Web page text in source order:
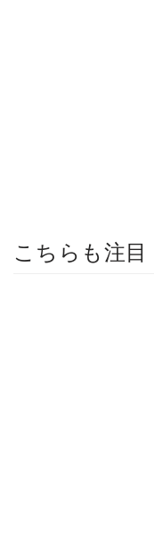
こちらも注目